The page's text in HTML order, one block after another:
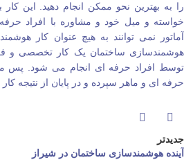
را به بهترین نحو ممکن انجام دهید. این
خواسته و میل خود و مشاوره با افراد
آماتور نمی‌ توانند به هیچ عنوان کار
هوشمندسازی ساختمان یک کار تخصصی و
توسط افراد حرفه‌ ای انجام می‌ شود. پس می‌
حرفه‌ ای و ماهر سپرده و در پایان از نتیجه
جدیدتر
آینده هوشمندسازی ساختمان در شیراز